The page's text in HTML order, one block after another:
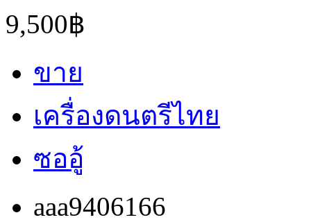
9,500฿
ขาย
เครื่องดนตรีไทย
ซออู้
aaa9406166